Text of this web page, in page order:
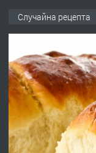
ПРЕДЛАГА
Случайна рецепта